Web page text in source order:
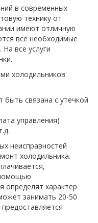
в современных
технику от
имеют отличную
все необходимые
все услуги
холодильников
связана с утечкой
управления)
неисправностей
холодильника.
определят характер
занимать 20-50